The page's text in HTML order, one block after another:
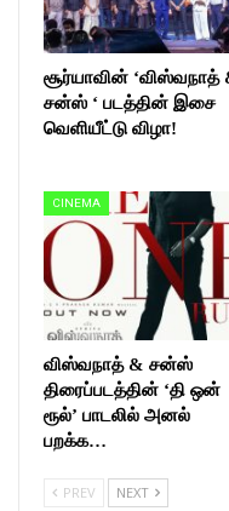
சூர்யாவின் ‘விஸ்வநாத்
சன்ஸ் ‘ படத்தின் இசை
வெளியீட்டு விழா!
CINEMA
விஸ்வநாத் & சன்ஸ்
திரைப்படத்தின் ‘தி ஒன்
ரூல்’ பாடலில் அனல்
பறக்க…
PREV NEXT